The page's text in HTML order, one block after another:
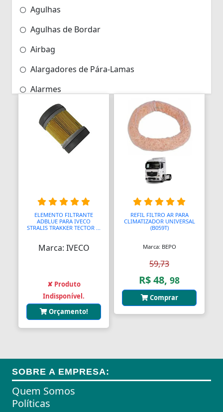
Agulhas
Agulhas de Bordar
Airbag
Alargadores de Pára-Lamas
Alarmes
Alarmes para Motos
Algemas
Algemas Policiais
Almofadas
Almofadas
Almofadas Térmicas
Alças
Alças
Alças para Banheiro
Amplificadores
Andadores
Aneis para Microblading
ELEMENTO FILTRANTE
ADBLUE PARA IVECO
STRALIS TRAKKER TECTOR ...
Marca: IVECO
✘ Produto
Indisponível.
Orçamento!
REFIL FILTRO AR PARA
CLIMATIZADOR UNIVERSAL
(B059T)
Marca: BEPO
59,73
R$ 48, 98
Comprar
SOBRE A EMPRESA:
Quem Somos
Políticas